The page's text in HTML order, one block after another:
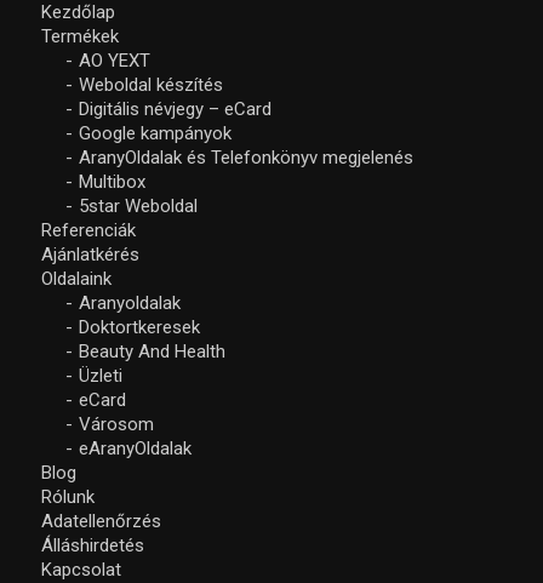
Kezdőlap
Termékek
AO YEXT
Weboldal készítés
Digitális névjegy – eCard
Google kampányok
AranyOldalak és Telefonkönyv megjelenés
Multibox
5star Weboldal
Referenciák
Ajánlatkérés
Oldalaink
Aranyoldalak
Doktortkeresek
Beauty And Health
Üzleti
eCard
Városom
eAranyOldalak
Blog
Rólunk
Adatellenőrzés
Álláshirdetés
Kapcsolat